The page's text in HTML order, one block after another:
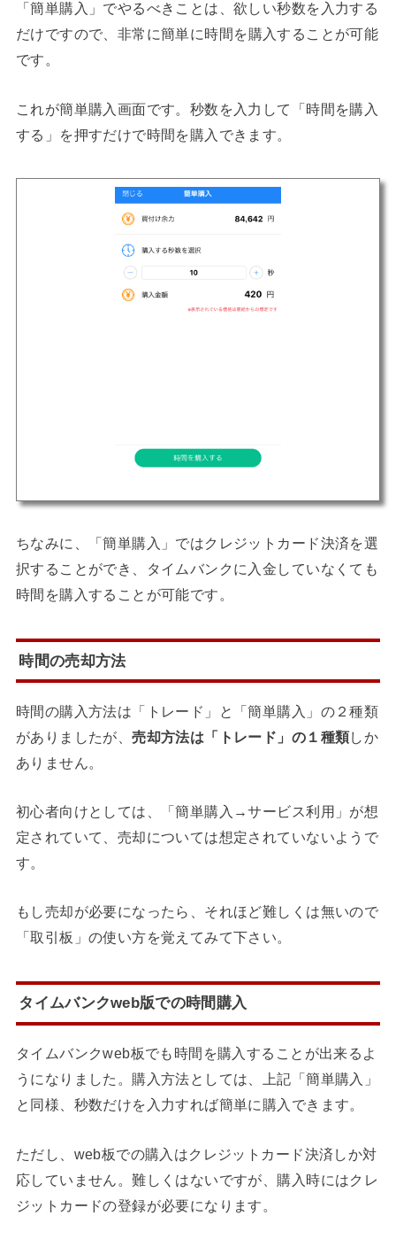
「簡単購入」でやるべきことは、欲しい秒数を入力する
だけですので、 非常に簡単に時間を購入することが可能
です。
これが簡単購入画面です。秒数を入力して「時間を購入
する」を押すだけで時間を購入できます。
ちなみに、「簡単購入」ではクレジットカード決済を選
択することができ、タイムバンクに入金していなくても
時間を購入することが可能です。
時間の売却方法
時間の購入方法は「トレード」と「簡単購入」の２種類
がありましたが、売却方法は「トレード」の１種類しか
ありません。
初心者向けとしては、「簡単購入→サービス利用」が想
定されていて、売却については想定されていないようで
す。
もし売却が必要になったら、それほど難しくは無いので
「取引板」の使い方を覚えてみて下さい。
タイムバンクweb版での時間購入
タイムバンクweb板でも時間を購入することが出来るよ
うになりました。購入方法としては、上記「簡単購入」
と同様、秒数だけを入力すれば簡単に購入できます。
ただし、web板での購入はクレジットカード決済しか対
応していません。難しくはないですが、購入時にはクレ
ジットカードの登録が必要になります。